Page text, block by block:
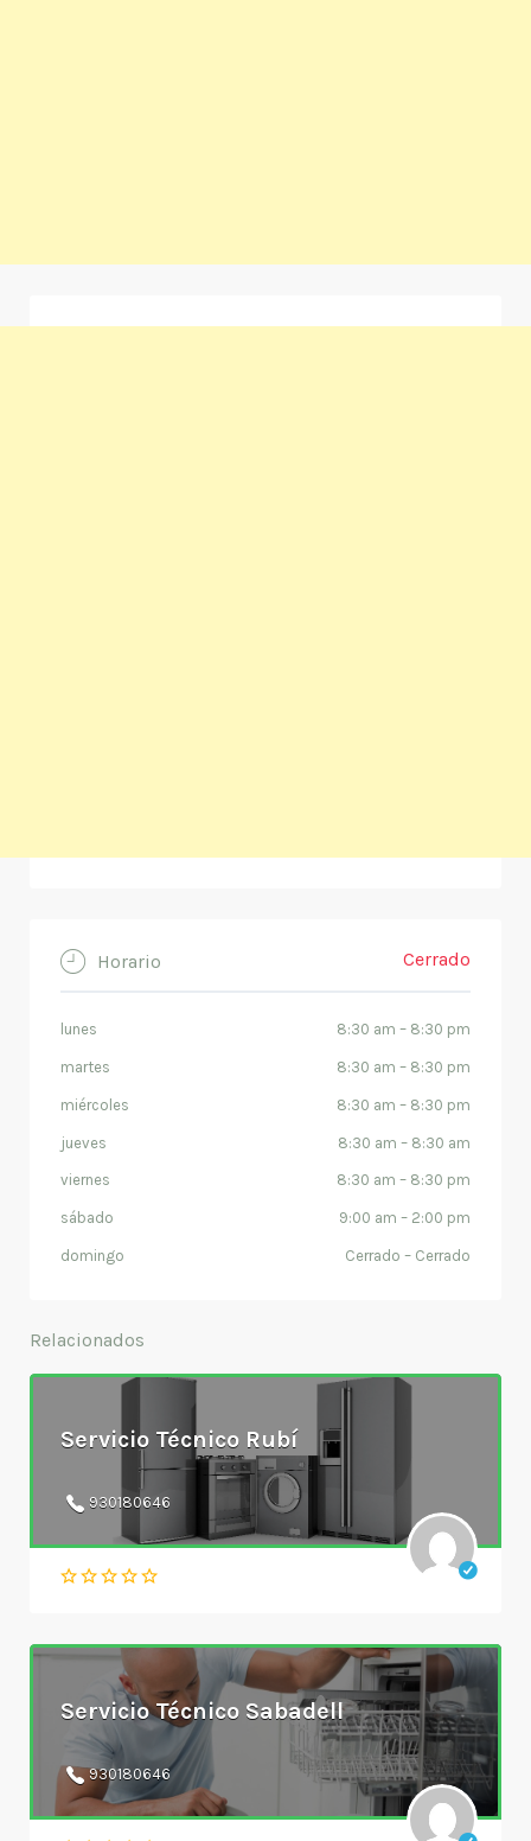
Horario Cerrado
lunes 8:30 am – 8:30 pm
martes 8:30 am – 8:30 pm
miércoles 8:30 am – 8:30 pm
jueves 8:30 am – 8:30 am
viernes 8:30 am – 8:30 pm
sábado 9:00 am – 2:00 pm
domingo Cerrado – Cerrado
Relacionados
Servicio Técnico Rubí
930180646
Servicio Técnico Sabadell
930180646